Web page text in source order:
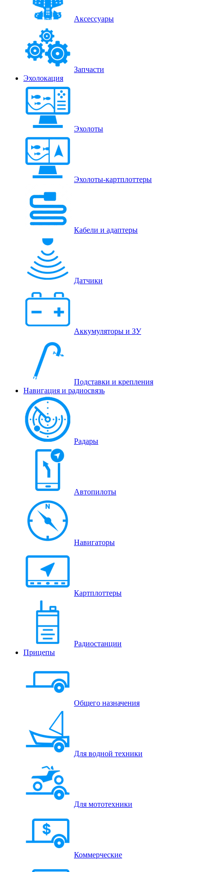
Аксессуары
Запчасти
Эхолокация
Эхолоты
Эхолоты-картплоттеры
Кабели и адаптеры
Датчики
Аккумуляторы и ЗУ
Подставки и крепления
Навигация и радиосвязь
Радары
Автопилоты
Навигаторы
Картплоттеры
Радиостанции
Прицепы
Общего назначения
Для водной техники
Для мототехники
Коммерческие